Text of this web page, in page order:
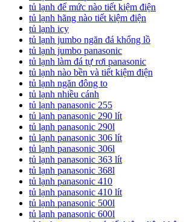
tủ lạnh để mức nào tiết kiệm điện
tủ lạnh hãng nào tiết kiệm điện
tủ lạnh icy
tủ lạnh jumbo ngăn đá khổng lồ
tủ lạnh jumbo panasonic
tủ lạnh làm đá tự rơi panasonic
tủ lạnh nào bền và tiết kiệm điện
tủ lạnh ngăn đông to
tủ lạnh nhiều cánh
tủ lạnh panasonic 255
tủ lạnh panasonic 290 lít
tủ lạnh panasonic 290l
tủ lạnh panasonic 306 lít
tủ lạnh panasonic 306l
tủ lạnh panasonic 363 lít
tủ lạnh panasonic 368l
tủ lạnh panasonic 410
tủ lạnh panasonic 410 lít
tủ lạnh panasonic 500l
tủ lạnh panasonic 600l